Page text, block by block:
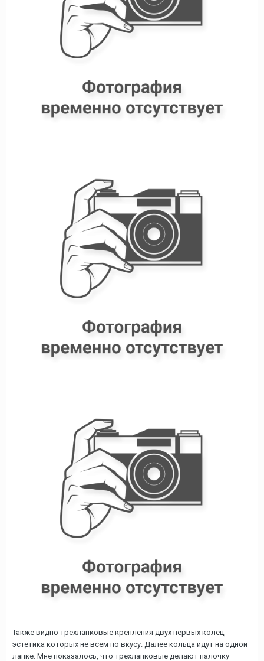
Также видно трехлапковые крепления двух первых колец,
эстетика которых не всем по вкусу. Далее кольца идут на одной
лапке. Мне показалось, что трехлапковые делают палочку